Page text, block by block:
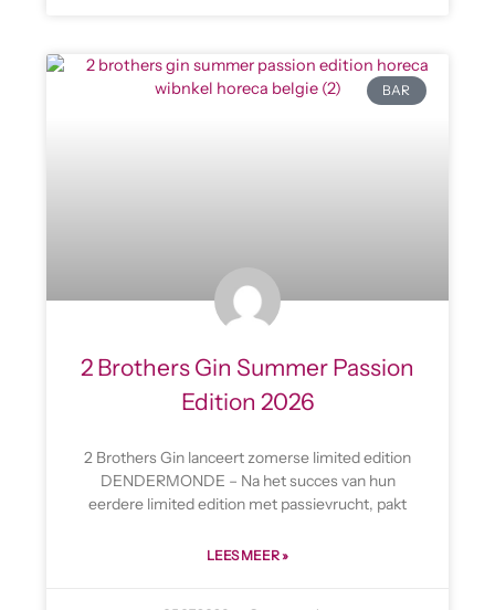
BAR
2 Brothers Gin Summer Passion
Edition 2026
2 Brothers Gin lanceert zomerse limited edition
DENDERMONDE – Na het succes van hun
eerdere limited edition met passievrucht, pakt
LEES MEER »